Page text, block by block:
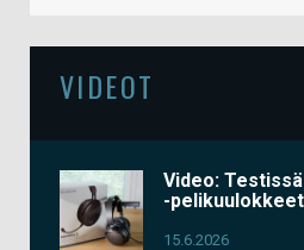
VIDEOT
Video:
-pelikuulokkeet
15.6.2026